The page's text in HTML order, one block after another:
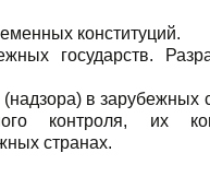
конституций.
государств.
(надзора) в
контроля, их
странах.